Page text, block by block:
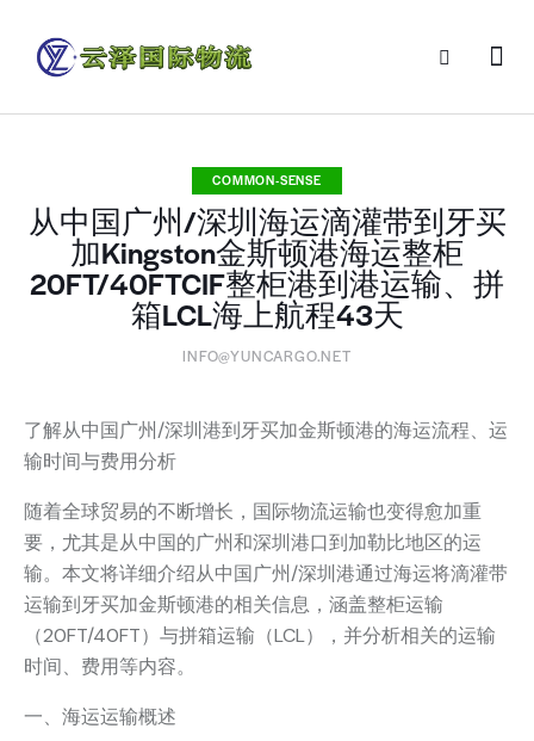
COMMON-SENSE
从中国广州/深圳海运滴灌带到牙买
加Kingston金斯顿港海运整柜
20FT/40FTCIF整柜港到港运输、拼
箱LCL海上航程43天
INFO@YUNCARGO.NET
了解从中国广州/深圳港到牙买加金斯顿港的海运流程、运
输时间与费用分析
随着全球贸易的不断增长，国际物流运输也变得愈加重
要，尤其是从中国的广州和深圳港口到加勒比地区的运
输。本文将详细介绍从中国广州/深圳港通过海运将滴灌带
运输到牙买加金斯顿港的相关信息，涵盖整柜运输
（20FT/40FT）与拼箱运输（LCL），并分析相关的运输
时间、费用等内容。
一、海运运输概述